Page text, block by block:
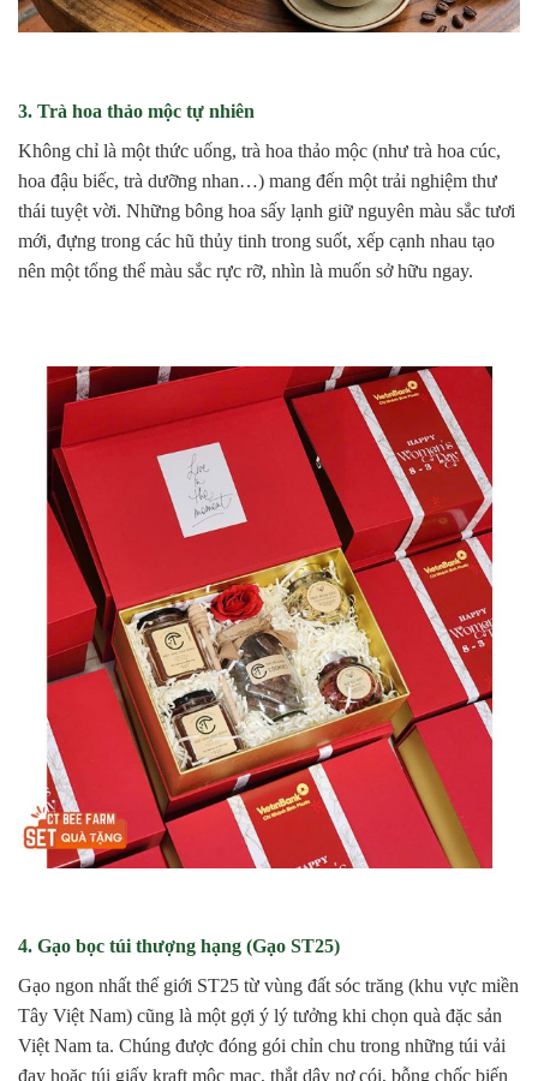
3. Trà hoa thảo mộc tự nhiên
Không chỉ là một thức uống, trà hoa thảo mộc (như trà hoa cúc,
hoa đậu biếc, trà dưỡng nhan…) mang đến một trải nghiệm thư
thái tuyệt vời. Những bông hoa sấy lạnh giữ nguyên màu sắc tươi
mới, đựng trong các hũ thủy tinh trong suốt, xếp cạnh nhau tạo
nên một tổng thể màu sắc rực rỡ, nhìn là muốn sở hữu ngay.
4. Gạo bọc túi thượng hạng (Gạo ST25)
Gạo ngon nhất thế giới ST25 từ vùng đất sóc trăng (khu vực miền
Tây Việt Nam) cũng là một gợi ý lý tưởng khi chọn quà đặc sản
Việt Nam ta. Chúng được đóng gói chỉn chu trong những túi vải
đay hoặc túi giấy kraft mộc mạc, thắt dây nơ cói, bỗng chốc biến